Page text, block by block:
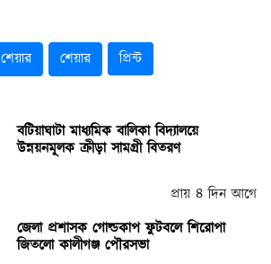
শেয়ার শেয়ার প্রিন্ট
বটিয়াঘাটা মাধ্যমিক বালিকা বিদ্যালয়ে
উন্নয়নমূলক ক্রীড়া সামগ্রী বিতরণ
প্রায় ৪ দিন আগে
জেলা প্রশাসক গোল্ডকাপ ফুটবলে শিরোপা
জিতলো কালীগঞ্জ পৌরসভা